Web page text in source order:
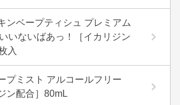
ンベープティシュ プレミアム
いないばあっ！［イカリジン
入
プミスト アルコールフリー
ン配合］80mL